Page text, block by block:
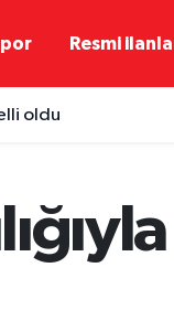
Resmi
oldu